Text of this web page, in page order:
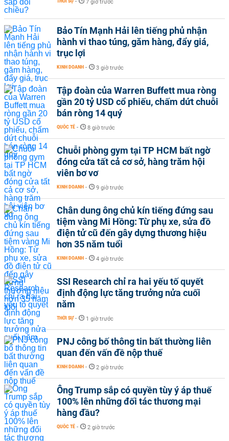
7 giờ trước
Bảo Tín Mạnh Hải lên tiếng phủ nhận
hành vi thao túng, găm hàng, đẩy giá,
trục lợi
KINH DOANH - 3 giờ trước
Tập đoàn của Warren Buffett mua ròng
gần 20 tỷ USD cổ phiếu, chấm dứt chuỗi
bán ròng 14 quý
QUỐC TẾ - 8 giờ trước
Chuỗi phòng gym tại TP HCM bất ngờ
đóng cửa tất cả cơ sở, hàng trăm hội
viên bơ vơ
KINH DOANH - 9 giờ trước
Chân dung ông chủ kín tiếng đứng sau
tiệm vàng Mi Hồng: Từ phụ xe, sửa đồ
điện tử cũ đến gây dựng thương hiệu
hơn 35 năm tuổi
KINH DOANH - 4 giờ trước
SSI Research chỉ ra hai yếu tố quyết
định động lực tăng trưởng nửa cuối
năm
THỜI SỰ - 1 giờ trước
PNJ công bố thông tin bất thường liên
quan đến vấn đề nộp thuế
KINH DOANH - 2 giờ trước
Ông Trump sắp có quyền tùy ý áp thuế
100% lên những đối tác thương mại
hàng đầu?
QUỐC TẾ - 2 giờ trước